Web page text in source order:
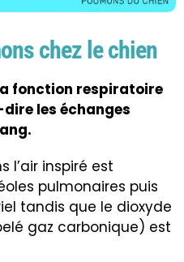
chez le chien
fonction respiratoire
les échanges
l’air inspiré est
pulmonaires puis
tandis que le dioxyde
gaz carbonique) est